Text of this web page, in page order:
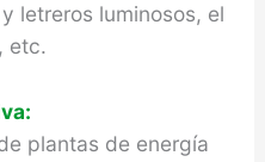
letreros luminosos, el
etc.
plantas de energía